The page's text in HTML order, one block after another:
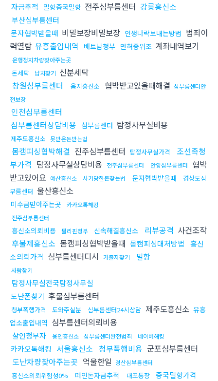
자금추적 밀항중국밀항 전주심부름센터 강릉흥신소
부산심부름센터
문자협박받을때 비밀보장비밀보장 인생나락보내는방법 범죄이
력열람 유흥출입내역 배트남청부 면허증위조 계좌내역보기
운행정지차량찾아주는곳
돈세탁 납치찾기 신분세탁
창원심부름센터
음지흥신소 협박받고있을때해결 심부름센터안
전보장
인천심부름센터
심부름센터상담비용 심부름센터 탐정사무실비용
제주도흥신소 못받은돈받는법
몸캠피싱협박해결 진주심부름센터 탐정사무실가격
조선족청
부가격 탐정사무실상담비용 전주심부름센터 안양심부름센터
협박
받고있어요 예산흥신소 사기당한돈찾는법 문자협박받을때
경상도심
부름센터 울산흥신소
미수금받아주는곳
카카오톡해킹
전주심부름센터
흥신소의뢰비용 필리핀청부 신속해결흥신소 리뷰공격 사건조작
후불제흥신소 몸캠피싱협박받을때 몸캠피싱대처방법
흥신
소의뢰가격 심부름센터디시 가출자찾기 밀항
사람찾기
탐정사무실전국탐정사무실
도난폰찾기 후불심부름센터
청부폭행가격 도와주실분 심부름센터24시상담 제주도흥신소 유흥
업소출입내역 심부름센터의뢰비용
살인청부자 용인흥신소 심부름센터완전범죄 네이버해킹
카카오톡해킹 서울흥신소 청부폭행비용 군포심부름센터
도난차량찾아주는곳 억울한일 경산심부름센터
흥신소의뢰위험성0% 떼인돈자금추적 대포통장 중국밀항가격